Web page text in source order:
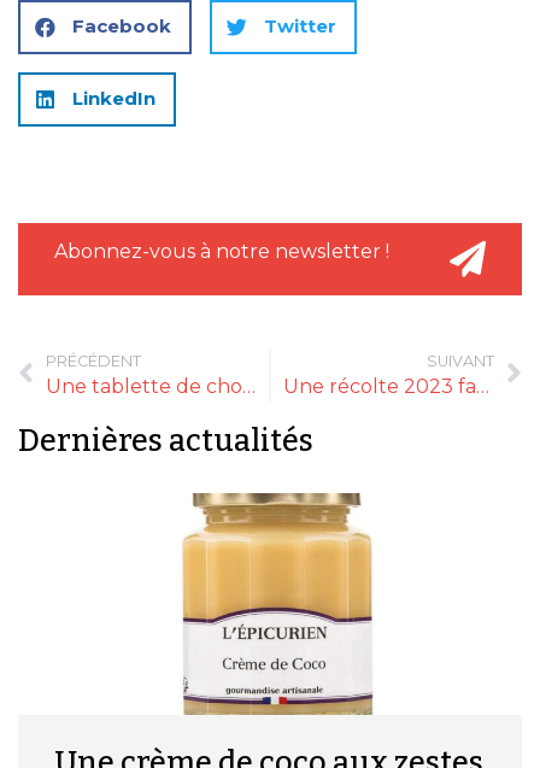
Facebook Twitter
LinkedIn
Abonnez-vous à notre newsletter !
PRÉCÉDENT
Une tablette de chocolat en hommage à Lyon
SUIVANT
Une récolte 2023 favorable aux compotes de pommes ?
Dernières actualités